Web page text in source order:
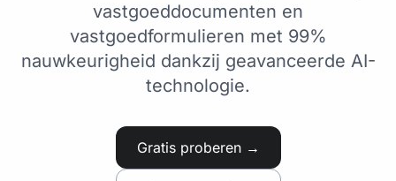
vastgoeddocumenten en
vastgoedformulieren met 99%
nauwkeurigheid dankzij geavanceerde AI-
technologie.
Gratis proberen →